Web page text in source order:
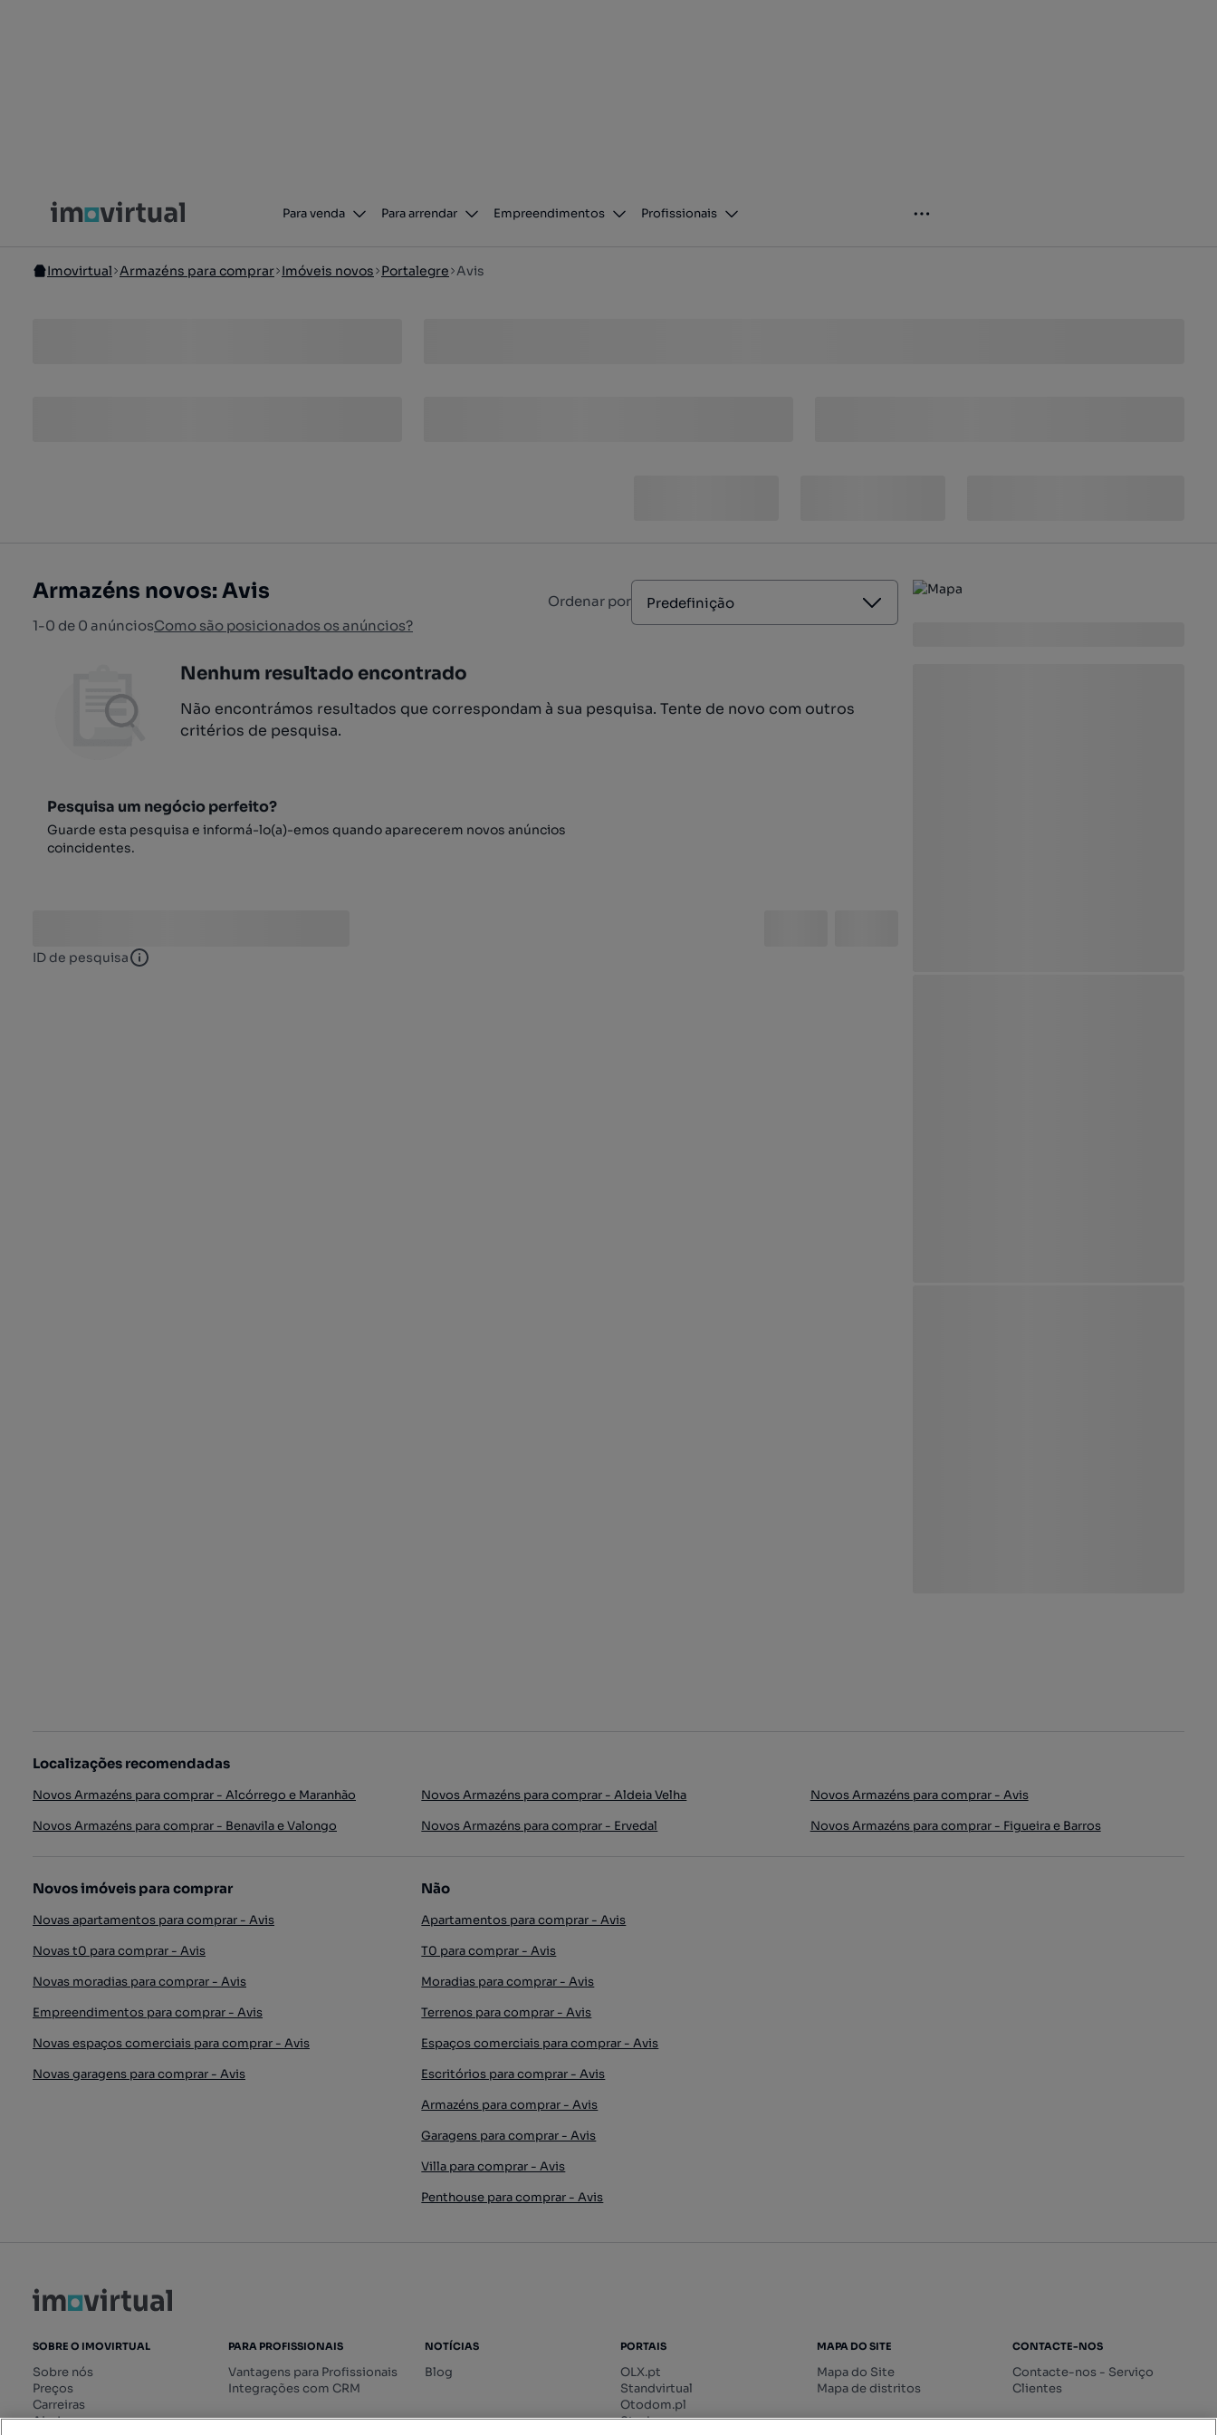
Para venda Para arrendar Empreendimentos Profissionais
Imovirtual Armazéns para comprar Imóveis novos Portalegre Avis
Armazéns novos: Avis
1-0 de 0 anúnciosComo são posicionados os anúncios?
Ordenar por Predefinição
Nenhum resultado encontrado
Não encontrámos resultados que correspondam à sua pesquisa. Tente de novo com outros
critérios de pesquisa.
Pesquisa um negócio perfeito?
Guarde esta pesquisa e informá-lo(a)-emos quando aparecerem novos anúncios
coincidentes.
ID de pesquisa ID de pesquisa
Localizações recomendadas
Novos Armazéns para comprar - Alcórrego e Maranhão Novos Armazéns para comprar - Aldeia Velha
Novos Armazéns para comprar - Avis
Novos Armazéns para comprar - Benavila e Valongo
Novos Armazéns para comprar - Ervedal Novos Armazéns para comprar - Figueira e Barros
Novos imóveis para comprar
Novas apartamentos para comprar - Avis
Novas t0 para comprar - Avis
Novas moradias para comprar - Avis
Empreendimentos para comprar - Avis
Novas espaços comerciais para comprar - Avis
Novas garagens para comprar - Avis
Não
Apartamentos para comprar - Avis
T0 para comprar - Avis
Moradias para comprar - Avis
Terrenos para comprar - Avis
Espaços comerciais para comprar - Avis
Escritórios para comprar - Avis
Armazéns para comprar - Avis
Garagens para comprar - Avis
Villa para comprar - Avis
Penthouse para comprar - Avis
SOBRE O IMOVIRTUAL
Sobre nós
Preços
Carreiras
Ajuda
PARA PROFISSIONAIS
Vantagens para Profissionais
Integrações com CRM
NOTÍCIAS
Blog
PORTAIS
OLX.pt
Standvirtual
Otodom.pl
Storia.ro
MAPA DO SITE
Mapa do Site
Mapa de distritos
CONTACTE-NOS
Contacte-nos - Serviço
Clientes